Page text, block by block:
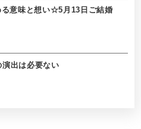
る意味と想い☆5月13日ご結婚
演出は必要ない